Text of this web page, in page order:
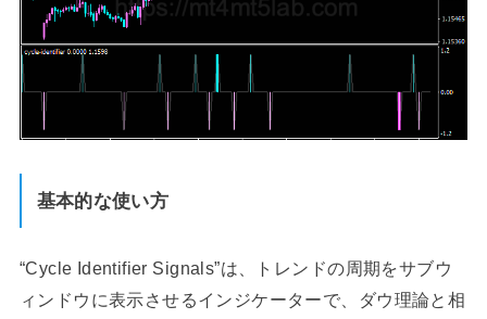
基本的な使い方
“Cycle Identifier Signals”は、トレンドの周期をサブウ
ィンドウに表示させるインジケーターで、ダウ理論と相